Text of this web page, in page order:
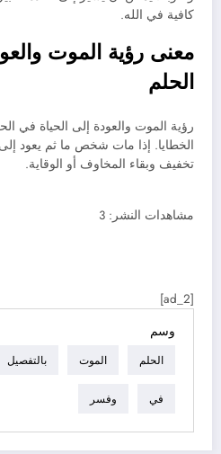
كافية في الله.
معنى رؤية الموت
الحلم
رؤية الموت والعودة إلى الحياة في
الخطايا. إذا مات شخص ما ثم يعود إلى
تخفيف وبقاء المخاوف أو الوقاية.
مشاهدات النشر: 3
[ad_2]
وسم
الحلم الموت بالتفصيل
في وفسر